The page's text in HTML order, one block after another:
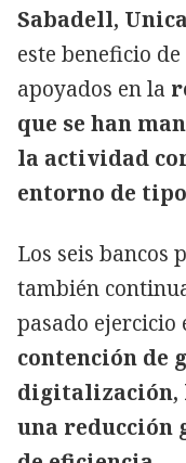
Sabadell,
este beneficio
apoyados en la
que se han
la actividad
entorno de
Los seis bancos
también
pasado ejercicio
contención de
digitalización,
una reducción